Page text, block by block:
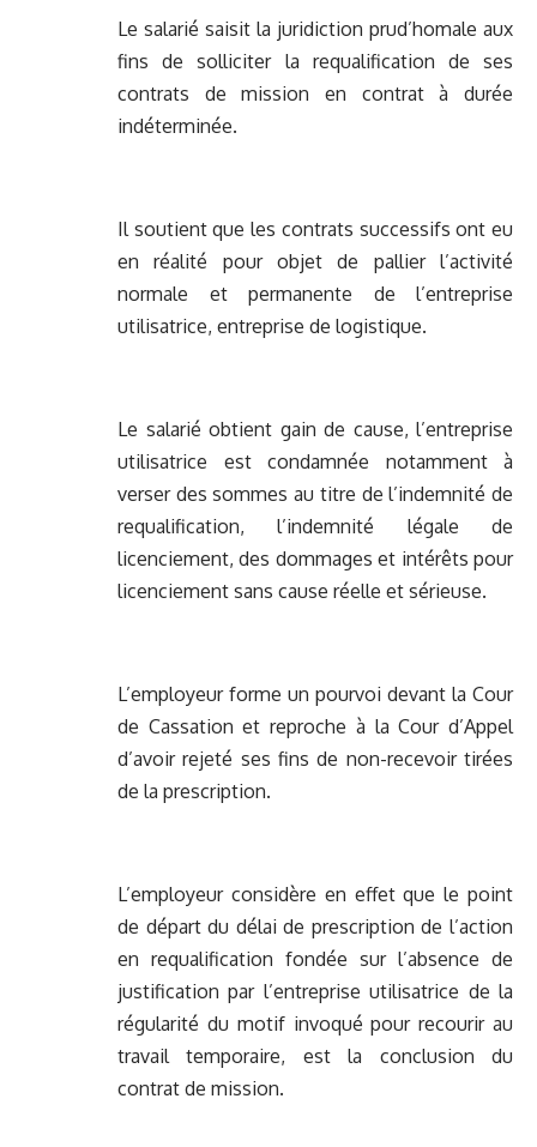
Le salarié saisit la juridiction prud’homale aux
fins de solliciter la requalification de ses
contrats de mission en contrat à durée
indéterminée.
Il soutient que les contrats successifs ont eu
en réalité pour objet de pallier l’activité
normale et permanente de l’entreprise
utilisatrice, entreprise de logistique.
Le salarié obtient gain de cause, l’entreprise
utilisatrice est condamnée notamment à
verser des sommes au titre de l’indemnité de
requalification, l’indemnité légale de
licenciement, des dommages et intérêts pour
licenciement sans cause réelle et sérieuse.
L’employeur forme un pourvoi devant la Cour
de Cassation et reproche à la Cour d’Appel
d’avoir rejeté ses fins de non-recevoir tirées
de la prescription.
L’employeur considère en effet que le point
de départ du délai de prescription de l’action
en requalification fondée sur l’absence de
justification par l’entreprise utilisatrice de la
régularité du motif invoqué pour recourir au
travail temporaire, est la conclusion du
contrat de mission.